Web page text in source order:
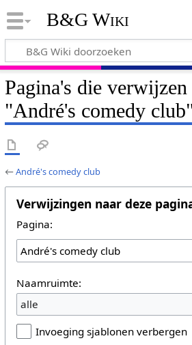
B&G Wiki
Pagina's die verwijzen
"André's comedy
←André's comedy club
Verwijzingen naar deze
Pagina:
Naamruimte:
alle
Invoeging sjablonen verbergen